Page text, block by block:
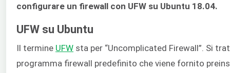
configurare un firewall con UFW su Ubuntu 18.04.
UFW su Ubuntu
Il termine UFW sta per “Uncomplicated Firewall”. Si
programma firewall predefinito che viene fornito